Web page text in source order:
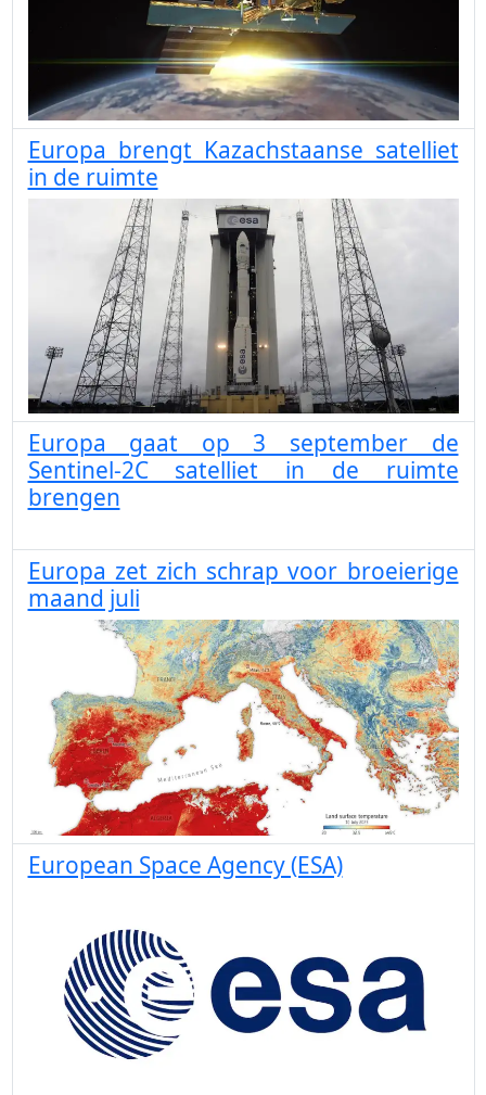
Europa brengt Kazachstaanse satelliet
in de ruimte
Europa gaat op 3 september de
Sentinel-2C satelliet in de ruimte
brengen
Europa zet zich schrap voor broeierige
maand juli
European Space Agency (ESA)